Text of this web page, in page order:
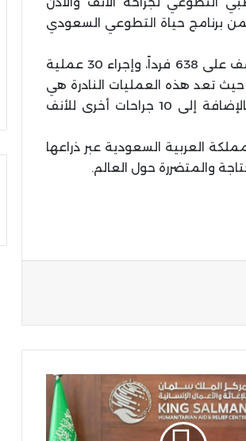
برنامج حياة التطوعي السعودي
وقام الفريق الطبي التطوعي التابع للمركز منذ بداية الحملة بالكشف على 638 فرداً، وإجراء 30 عملية
تعد هذه العمليات النادرة هي
الأولى من نوعها المنفذة في إطار المشاريع الطبية التطوعية بالإضافة إلى 10 جراحات أخرى للأنف
العربية السعودية عبر ذراعها
والمتضررة حول العالم.